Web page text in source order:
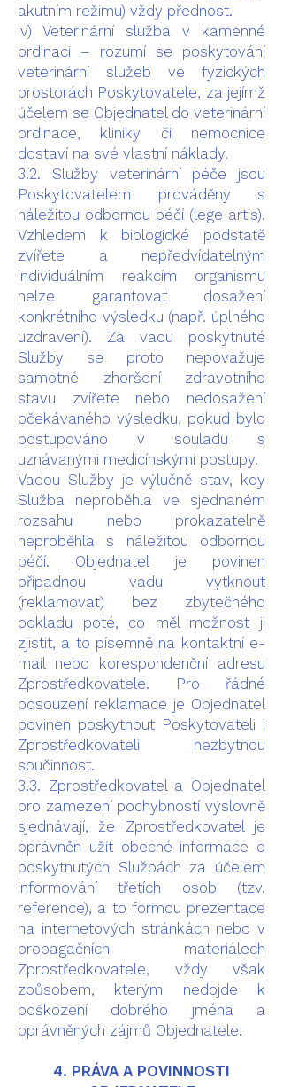
akutním režimu) vždy přednost.
iv) Veterinární služba v kamenné
ordinaci – rozumí se poskytování
veterinární služeb ve fyzických
prostorách Poskytovatele, za jejímž
účelem se Objednatel do veterinární
ordinace, kliniky či nemocnice
dostaví na své vlastní náklady.
3.2. Služby veterinární péče jsou
Poskytovatelem prováděny s
náležitou odbornou péčí (lege artis).
Vzhledem k biologické podstatě
zvířete a nepředvídatelným
individuálním reakcím organismu
nelze garantovat dosažení
konkrétního výsledku (např. úplného
uzdravení). Za vadu poskytnuté
Služby se proto nepovažuje
samotné zhoršení zdravotního
stavu zvířete nebo nedosažení
očekávaného výsledku, pokud bylo
postupováno v souladu s
uznávanými medicínskými postupy.
Vadou Služby je výlučně stav, kdy
Služba neproběhla ve sjednaném
rozsahu nebo prokazatelně
neproběhla s náležitou odbornou
péčí. Objednatel je povinen
případnou vadu vytknout
(reklamovat) bez zbytečného
odkladu poté, co měl možnost ji
zjistit, a to písemně na kontaktní e-
mail nebo korespondenční adresu
Zprostředkovatele. Pro řádné
posouzení reklamace je Objednatel
povinen poskytnout Poskytovateli i
Zprostředkovateli nezbytnou
součinnost.
3.3. Zprostředkovatel a Objednatel
pro zamezení pochybností výslovně
sjednávají, že Zprostředkovatel je
oprávněn užít obecné informace o
poskytnutých Službách za účelem
informování třetích osob (tzv.
reference), a to formou prezentace
na internetových stránkách nebo v
propagačních materiálech
Zprostředkovatele, vždy však
způsobem, kterým nedojde k
poškození dobrého jména a
oprávněných zájmů Objednatele.
4. PRÁVA A POVINNOSTI